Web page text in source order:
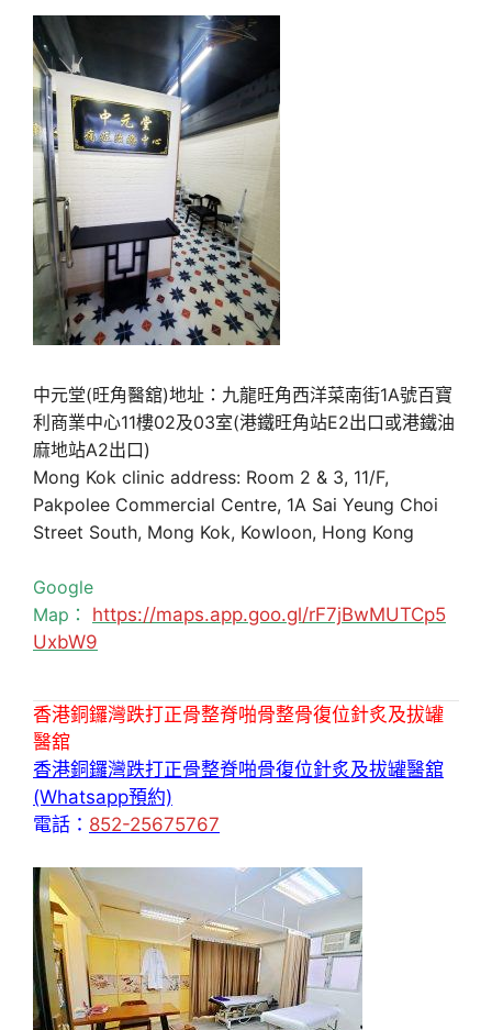
中元堂(旺角醫舘)地址：九龍旺角西洋菜南街1A號百寶
利商業中心11樓02及03室(港鐵旺角站E2出口或港鐵油
麻地站A2出口)
Mong Kok clinic address: Room 2 & 3, 11/F,
Pakpolee Commercial Centre, 1A Sai Yeung Choi
Street South, Mong Kok, Kowloon, Hong Kong
Google
Map： https://maps.app.goo.gl/rF7jBwMUTCp5
UxbW9
香港銅鑼灣跌打正骨整脊啪骨整骨復位針炙及拔罐
醫舘
香港銅鑼灣跌打正骨整脊啪骨復位針炙及拔罐醫舘
(Whatsapp預約)
電話： 852-25675767